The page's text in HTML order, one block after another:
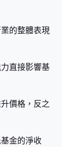
的整體表現
直接影響基
價格，反之
金的淨收